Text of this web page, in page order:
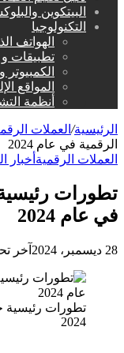
البيتكوين
التكنولوجيا
الهواتف
تطبيقات
الكمبيوتر
المواقع
أنظمة
الرئيسية/ العملات
الرقمية في عام 2024
العملات الرقمية أخبار
تطورات
في عام 2024
28 ديسمبر، 2024 آخر تحديث:
تطورات رئيسية
2024